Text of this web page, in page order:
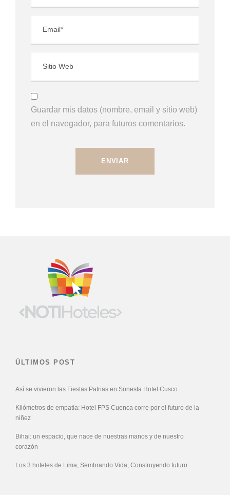
Guardar mis datos (nombre, email y sitio web)
en el navegador, para futuros comentarios.
ÚLTIMOS POST
Así se vivieron las Fiestas Patrias en Sonesta Hotel Cusco
Kilómetros de empatía: Hotel FPS Cuenca corre por el futuro de la
niñez
Bihai: un espacio, que nace de nuestras manos y de nuestro
corazón
Los 3 hoteles de Lima, Sembrando Vida, Construyendo futuro